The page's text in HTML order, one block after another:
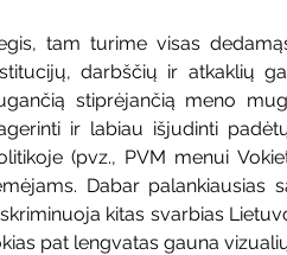
tam turime visas
darbščių ir atkaklių
stiprėjančią meno
ir labiau išjudinti
(pvz., PVM menui
Dabar palankiausias
kitas svarbias
pat lengvatas gauna